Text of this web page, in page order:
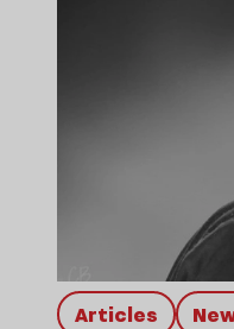
Articles